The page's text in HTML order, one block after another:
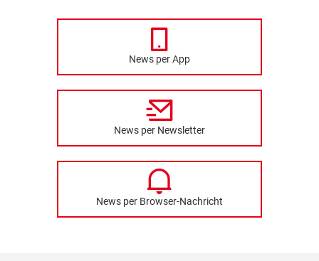
News per App
News per Newsletter
News per Browser-Nachricht